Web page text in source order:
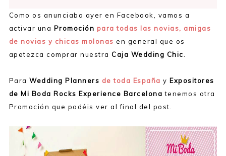
Como os anunciaba ayer en Facebook, vamos a
activar una Promoción para todas las novias, amigas
de novias y chicas molonas en general que os
apetezca comprar nuestraCaja Wedding Chic.
ParaWedding Planners de toda España y Expositores
de Mi Boda Rocks Experience Barcelona tenemos otra
Promoción que podéis ver al final del post.